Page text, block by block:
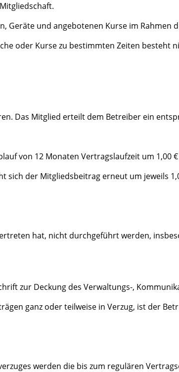
Geräte und angebotenen Kurse im Rahmen
oder Kurse zu bestimmten Zeiten besteht
Das Mitglied erteilt dem Betreiber ein
von 12 Monaten Vertragslaufzeit um 1,00
sich der Mitgliedsbeitrag erneut um jeweils
hat, nicht durchgeführt werden,
zur Deckung des Verwaltungs-,
ganz oder teilweise in Verzug, ist der
werden die bis zum regulären